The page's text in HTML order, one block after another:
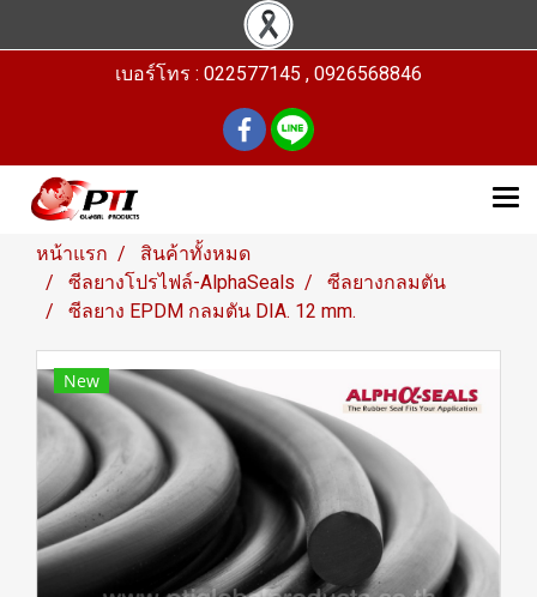
เบอร์โทร : 022577145 , 0926568846
หน้าแรก
สินค้าทั้งหมด
ซีลยางโปรไฟล์-AlphaSeals
ซีลยางกลมตัน
ซีลยาง EPDM กลมตัน DIA. 12 mm.
New